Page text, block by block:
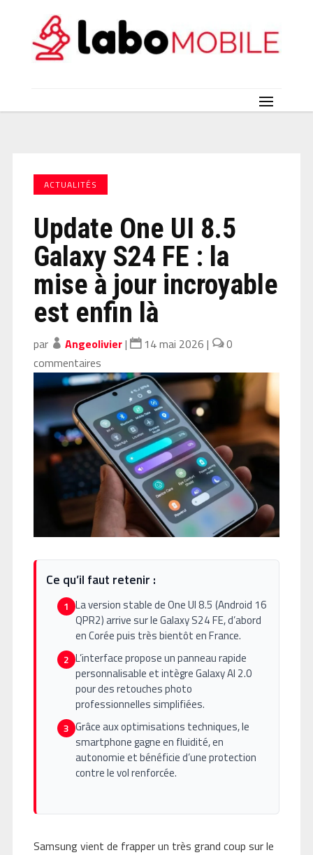
ACTUALITÉS
Update One UI 8.5
Galaxy S24 FE : la
mise à jour incroyable
est enfin là
par Angeolivier| 14 mai 2026 |
0
commentaires
Ce qu’il faut retenir :
1 La version stable de One UI 8.5 (Android 16
QPR2) arrive sur le Galaxy S24 FE, d’abord
en Corée puis très bientôt en France.
2 L’interface propose un panneau rapide
personnalisable et intègre Galaxy AI 2.0
pour des retouches photo
professionnelles simplifiées.
3 Grâce aux optimisations techniques, le
smartphone gagne en fluidité, en
autonomie et bénéficie d’une protection
contre le vol renforcée.
Samsung vient de frapper un très grand coup sur le